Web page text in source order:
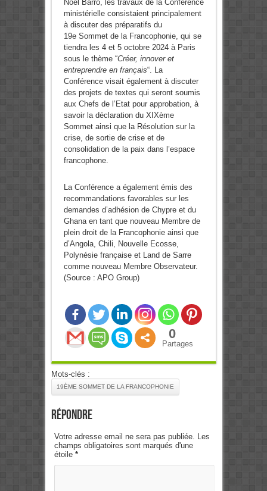
Noël Barro, les travaux de la Conférence
ministérielle consistaient principalement
à discuter des préparatifs du
19e Sommet de la Francophonie, qui se
tiendra les 4 et 5 octobre 2024 à Paris
sous le thème “Créer, innover et
entreprendre en français“. La
Conférence visait également à discuter
des projets de textes qui seront soumis
aux Chefs de l’Etat pour approbation, à
savoir la déclaration du XIXème
Sommet ainsi que la Résolution sur la
crise, de sortie de crise et de
consolidation de la paix dans l’espace
francophone.
La Conférence a également émis des
recommandations favorables sur les
demandes d’adhésion de Chypre et du
Ghana en tant que nouveau Membre de
plein droit de la Francophonie ainsi que
d’Angola, Chili, Nouvelle Ecosse,
Polynésie française et Land de Sarre
comme nouveau Membre Observateur.
(Source : APO Group)
0
Partages
Mots-clés :
19ÈME SOMMET DE LA FRANCOPHONIE
Répondre
Votre adresse email ne sera pas publiée. Les
champs obligatoires sont marqués d'une
étoile *